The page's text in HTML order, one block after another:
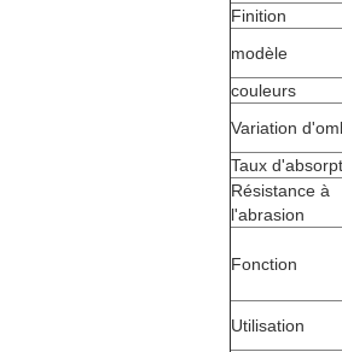
Finition
modèle
couleurs
Variation
Taux
Résistance à
l'abrasion
Fonction
Utilisation